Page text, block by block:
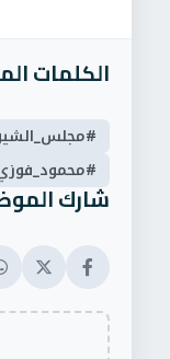
الكلمات
شارك